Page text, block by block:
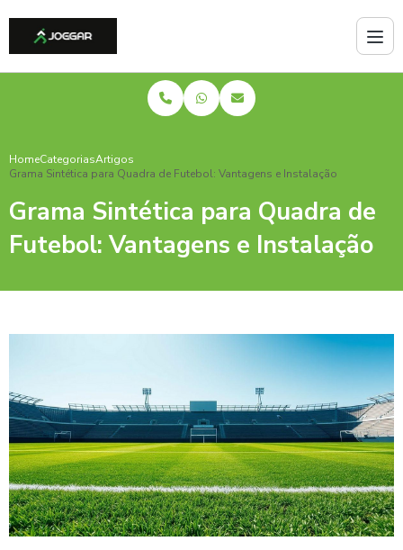
HomeCategoriasArtigos
Grama Sintética para Quadra de Futebol: Vantagens e Instalação
Grama Sintética para Quadra de
Futebol: Vantagens e Instalação